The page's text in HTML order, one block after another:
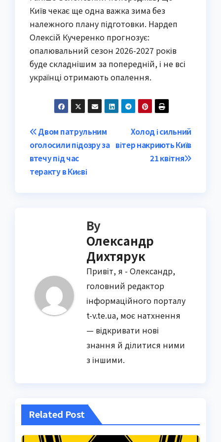
Київ чекає ще одна важка зима без
належного плану підготовки. Нардеп
Олексій Кучеренко прогнозує:
опалювальний сезон 2026-2027 років
буде складнішим за попередній, і не всі
українці отримають опалення.
Post
navigation
Холод і сильний
вітер накриють Київ
21 квітня
Двом патрульним
оголосили підозру за
втечу під час
теракту в Києві
By
Олександр
Дихтярук
Привіт, я - Олександр,
головний редактор
інформаційного порталу
t-v.te.ua, моє натхнення
— відкривати нові
знання й ділитися ними
з іншими.
Related Post